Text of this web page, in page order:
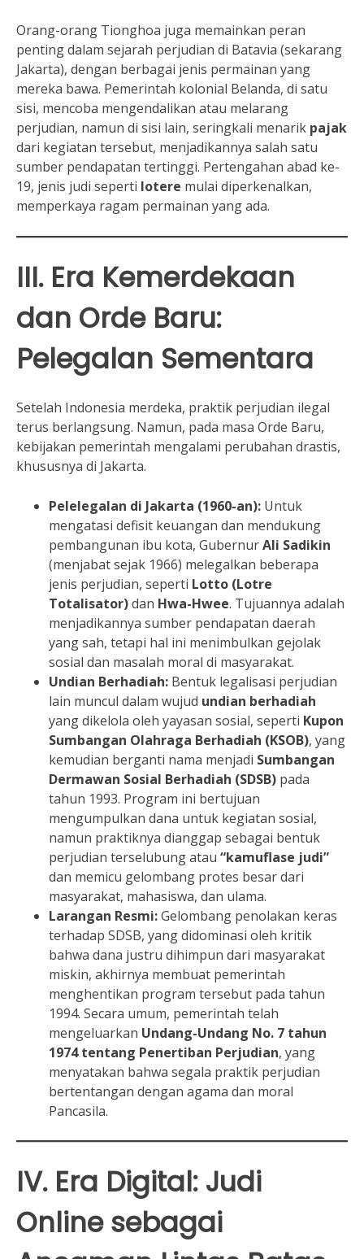
Orang-orang Tionghoa juga memainkan peran
penting dalam sejarah perjudian di Batavia (sekarang
Jakarta), dengan berbagai jenis permainan yang
mereka bawa. Pemerintah kolonial Belanda, di satu
sisi, mencoba mengendalikan atau melarang
perjudian, namun di sisi lain, seringkali menarik pajak
dari kegiatan tersebut, menjadikannya salah satu
sumber pendapatan tertinggi. Pertengahan abad ke-
19, jenis judi seperti lotere mulai diperkenalkan,
memperkaya ragam permainan yang ada.
III. Era Kemerdekaan
dan Orde Baru:
Pelegalan Sementara
Setelah Indonesia merdeka, praktik perjudian ilegal
terus berlangsung. Namun, pada masa Orde Baru,
kebijakan pemerintah mengalami perubahan drastis,
khususnya di Jakarta.
Pelelegalan di Jakarta (1960-an): Untuk
mengatasi defisit keuangan dan mendukung
pembangunan ibu kota, GubernurAli Sadikin
(menjabat sejak 1966) melegalkan beberapa
jenis perjudian, seperti Lotto (Lotre
Totalisator)dan Hwa-Hwee. Tujuannya adalah
menjadikannya sumber pendapatan daerah
yang sah, tetapi hal ini menimbulkan gejolak
sosial dan masalah moral di masyarakat.
Undian Berhadiah: Bentuk legalisasi perjudian
lain muncul dalam wujud undian berhadiah
yang dikelola oleh yayasan sosial, seperti Kupon
Sumbangan Olahraga Berhadiah (KSOB), yang
kemudian berganti nama menjadi Sumbangan
Dermawan Sosial Berhadiah (SDSB) pada
tahun 1993. Program ini bertujuan
mengumpulkan dana untuk kegiatan sosial,
namun praktiknya dianggap sebagai bentuk
perjudian terselubung atau “kamuflase judi”
dan memicu gelombang protes besar dari
masyarakat, mahasiswa, dan ulama.
Larangan Resmi:Gelombang penolakan keras
terhadap SDSB, yang didominasi oleh kritik
bahwa dana justru dihimpun dari masyarakat
miskin, akhirnya membuat pemerintah
menghentikan program tersebut pada tahun
1994. Secara umum, pemerintah telah
mengeluarkan Undang-Undang No. 7 tahun
1974 tentang Penertiban Perjudian, yang
menyatakan bahwa segala praktik perjudian
bertentangan dengan agama dan moral
Pancasila.
IV. Era Digital: Judi
Online sebagai